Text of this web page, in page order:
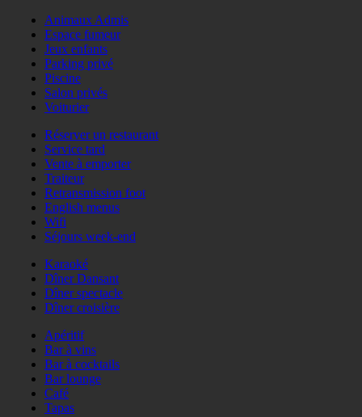
Animaux Admis
Espace fumeur
Jeux enfants
Parking privé
Piscine
Salon privés
Voiturier
Réserver un restaurant
Service tard
Vente à emporter
Traiteur
Retransmission foot
English menus
Wifi
Séjours week-end
Karaoké
Dîner Dansant
Dîner spectacle
Dîner croisière
Apéritif
Bar à vins
Bar à cocktails
Bar lounge
Café
Tapas